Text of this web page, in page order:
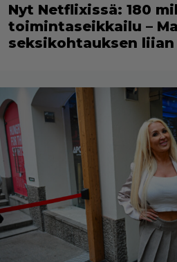
Nyt Netflixissä: 180
toimintaseikkailu –
seksikohtauksen